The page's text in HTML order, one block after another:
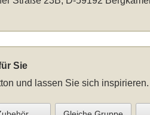
Sie
und lassen Sie sich inspirieren.